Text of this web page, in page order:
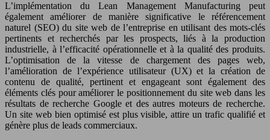
L’implémentation du Lean Management Manufacturing peut
également améliorer de manière significative le référencement
naturel (SEO) du site web de l’entreprise en utilisant des mots-clés
pertinents et recherchés par les prospects, liés à la production
industrielle, à l’efficacité opérationnelle et à la qualité des produits.
L’optimisation de la vitesse de chargement des pages web,
l’amélioration de l’expérience utilisateur (UX) et la création de
contenu de qualité, pertinent et engageant sont également des
éléments clés pour améliorer le positionnement du site web dans les
résultats de recherche Google et des autres moteurs de recherche.
Un site web bien optimisé est plus visible, attire un trafic qualifié et
génère plus de leads commerciaux.